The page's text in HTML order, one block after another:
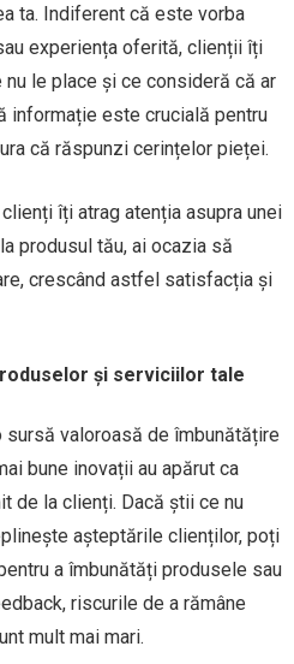
ta. Indiferent că este vorba
experiența oferită, clienții îți
le place și ce consideră că ar
informație este crucială pentru
că răspunzi cerințelor pieței.
îți atrag atenția asupra unei
produsul tău, ai ocazia să
crescând astfel satisfacția și
și serviciilor tale
valoroasă de îmbunătățire
bune inovații au apărut ca
de la clienți. Dacă știi ce nu
așteptările clienților, poți
a îmbunătăți produsele sau
riscurile de a rămâne
mult mai mari.